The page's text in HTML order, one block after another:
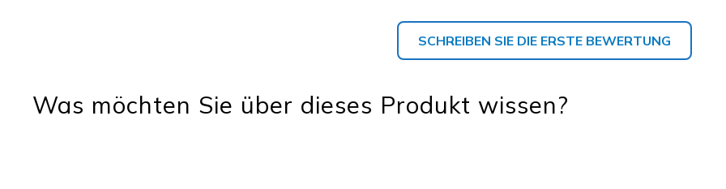
SCHREIBEN SIE DIE ERSTE BEWERTUNG
Was möchten Sie über dieses Produkt wissen?